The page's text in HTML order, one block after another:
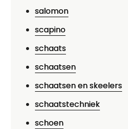
salomon
scapino
schaats
schaatsen
schaatsen en skeelers
schaatstechniek
schoen